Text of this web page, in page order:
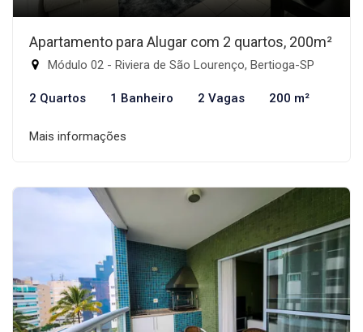
Apartamento para Alugar com 2 quartos, 200m²
Módulo 02 - Riviera de São Lourenço, Bertioga-SP
2 Quartos 1 Banheiro 2 Vagas 200 m²
Mais informações